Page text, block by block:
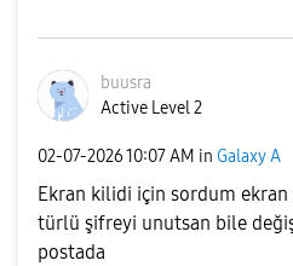
buusra
Active Level 2
‎02-07-202610:07 AM in Galaxy A
Ekran kilidi için sordum
türlü şifreyi unutsan bile
postada